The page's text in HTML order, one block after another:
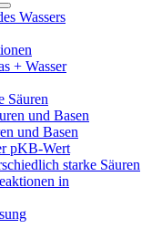
Wassers
+ Wasser
Säuren
und Basen
und Basen
pKB-Wert
starke Säuren
in